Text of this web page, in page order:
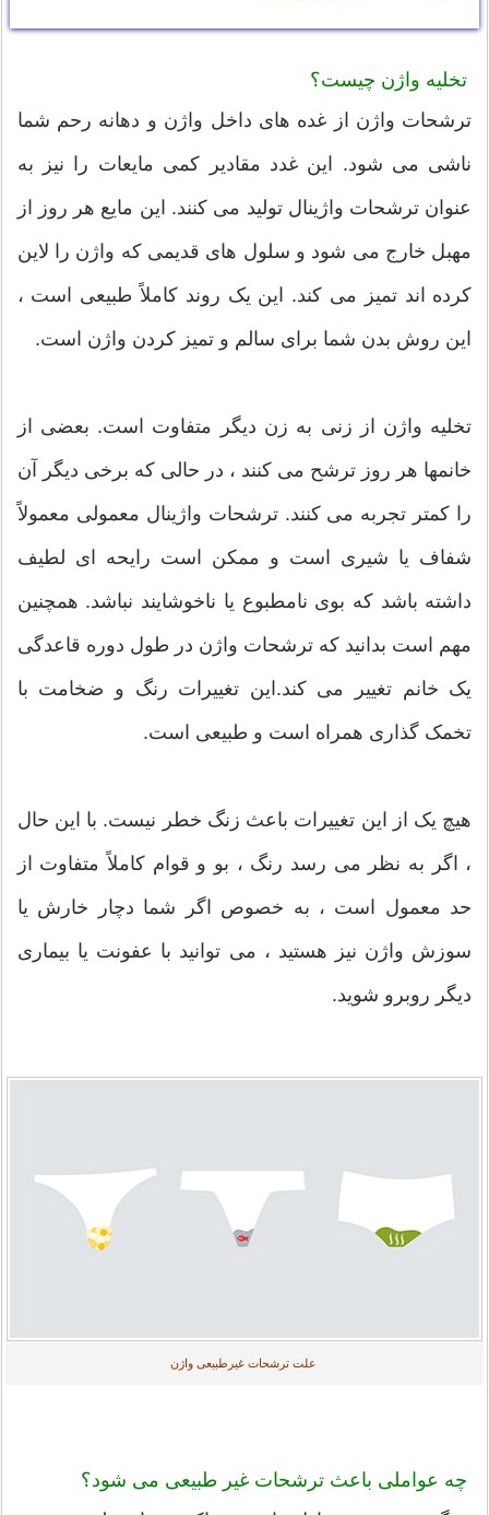
تخلیه واژن چیست؟
ترشحات واژن از غده های داخل واژن و دهانه رحم شما
ناشی می شود. این غدد مقادیر کمی مایعات را نیز به
عنوان ترشحات واژینال تولید می کنند. این مایع هر روز از
مهبل خارج می شود و سلول های قدیمی که واژن را لاین
کرده اند تمیز می کند. این یک روند کاملاً طبیعی است ،
این روش بدن شما برای سالم و تمیز کردن واژن است.
تخلیه واژن از زنی به زن دیگر متفاوت است. بعضی از
خانمها هر روز ترشح می کنند ، در حالی که برخی دیگر آن
را کمتر تجربه می کنند. ترشحات واژینال معمولی معمولاً
شفاف یا شیری است و ممکن است رایحه ای لطیف
داشته باشد که بوی نامطبوع یا ناخوشایند نباشد. همچنین
مهم است بدانید که ترشحات واژن در طول دوره قاعدگی
یک خانم تغییر می کند.این تغییرات رنگ و ضخامت با
تخمک گذاری همراه است و طبیعی است.
هیچ یک از این تغییرات باعث زنگ خطر نیست. با این حال
، اگر به نظر می رسد رنگ ، بو و قوام کاملاً متفاوت از
حد معمول است ، به خصوص اگر شما دچار خارش یا
سوزش واژن نیز هستید ، می توانید با عفونت یا بیماری
دیگر روبرو شوید.
علت ترشحات غیرطبیعی واژن
چه عواملی باعث ترشحات غیر طبیعی می شود؟